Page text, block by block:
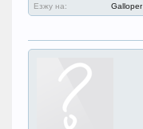
Езжу на:
Galloper